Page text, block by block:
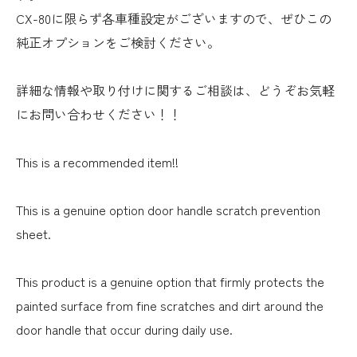
CX-80に限らず各車種設定がございますので、ぜひこの
純正オプションをご検討ください。
詳細な情報や取り付けに関するご相談は、どうぞお気軽
にお問い合わせください！！
This is a recommended item!!
This is a genuine option door handle scratch prevention
sheet.
This product is a genuine option that firmly protects the
painted surface from fine scratches and dirt around the
door handle that occur during daily use.